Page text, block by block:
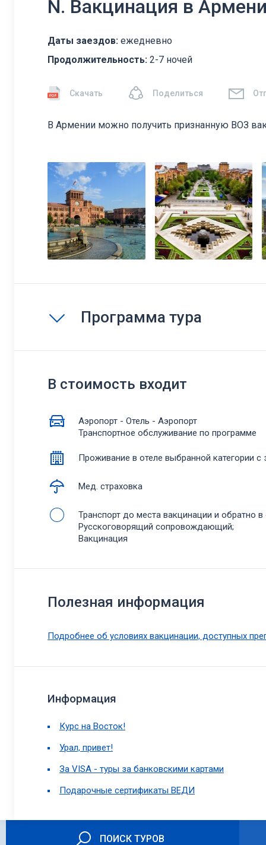
N. Вакцинация в
Даты заездов: ежедневно
Продолжительность: 2-7 ночей
Скачать Поделиться
В Армении можно получить признанную ВОЗ
Программа тура
В стоимость входит
Аэропорт - Отель - Аэропорт
Транспортное обслуживание по программе
Проживание в отеле выбранной категории с
Мед. страховка
Транспорт до места вакцинации и обратно в
Русскоговорящий сопровождающий;
Вакцинация
Полезная информация
Подробнее об условиях вакцинации, доступных
Информация
Курс на Восток!
Урал, привет!
За VISA - туры за банковскими картами
Подарочные сертификаты ВЕДИ
ПОИСК ТУРОВ